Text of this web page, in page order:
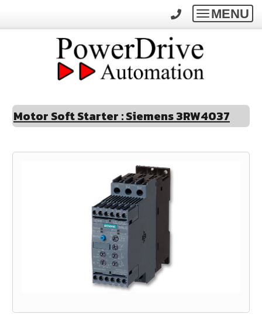
Toggle
MENU
Motor Soft Starter : Siemens 3RW4037